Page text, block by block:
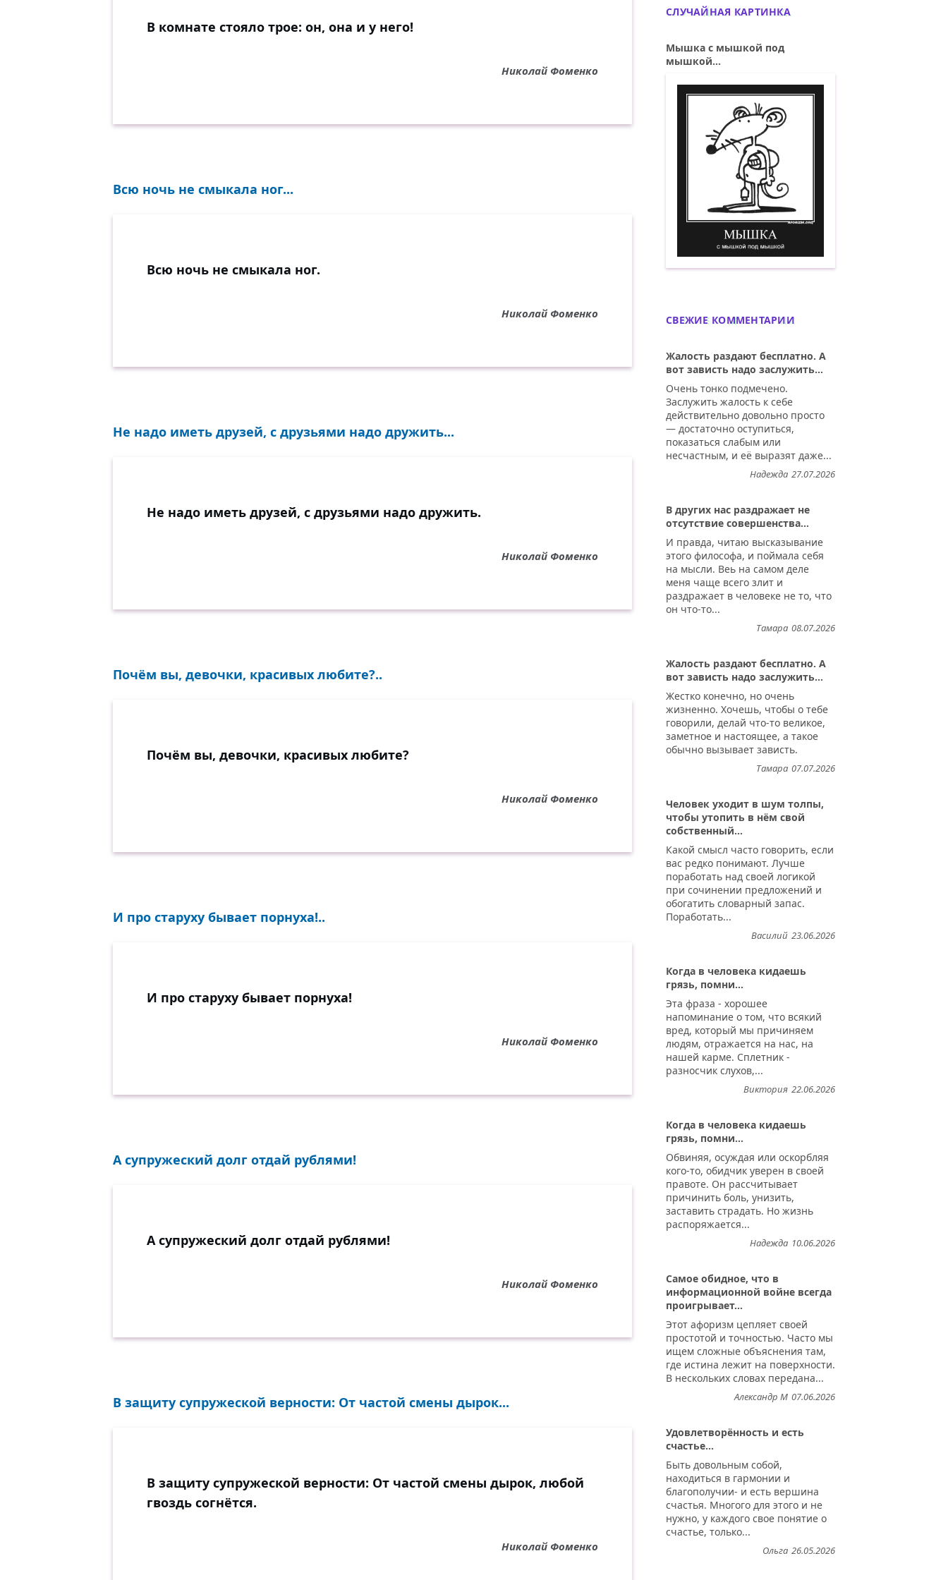
В комнате стояло трое: он, она и у него!
Николай Фоменко
Всю ночь не смыкала ног...
Всю ночь не смыкала ног.
Николай Фоменко
Не надо иметь друзей, с друзьями надо дружить...
Не надо иметь друзей, с друзьями надо дружить.
Николай Фоменко
Почём вы, девочки, красивых любите?..
Почём вы, девочки, красивых любите?
Николай Фоменко
И про старуху бывает порнуха!..
И про старуху бывает порнуха!
Николай Фоменко
А супружеский долг отдай рублями!
А супружеский долг отдай рублями!
Николай Фоменко
В защиту супружеской верности: От частой смены дырок...
В защиту супружеской верности: От частой смены дырок, любой
гвоздь согнётся.
Николай Фоменко
СЛУЧАЙНАЯ КАРТИНКА
Мышка с мышкой под
мышкой...
Мышка с мышкой под мышкой.
СВЕЖИЕ КОММЕНТАРИИ
Жалость раздают бесплатно. А
вот зависть надо заслужить...
Очень тонко подмечено.
Заслужить жалость к себе
действительно довольно просто
— достаточно оступиться,
показаться слабым или
несчастным, и её выразят даже...
27.07.2026
Надежда
В других нас раздражает не
отсутствие совершенства...
И правда, читаю высказывание
этого философа, и поймала себя
на мысли. Веь на самом деле
меня чаще всего злит и
раздражает в человеке не то, что
он что-то...
08.07.2026
Тамара
Жалость раздают бесплатно. А
вот зависть надо заслужить...
Жестко конечно, но очень
жизненно. Хочешь, чтобы о тебе
говорили, делай что-то великое,
заметное и настоящее, а такое
обычно вызывает зависть.
07.07.2026
Тамара
Человек уходит в шум толпы,
чтобы утопить в нём свой
собственный...
Какой смысл часто говорить, если
вас редко понимают. Лучше
поработать над своей логикой
при сочинении предложений и
обогатить словарный запас.
Поработать...
23.06.2026
Василий
Когда в человека кидаешь
грязь, помни...
Эта фраза - хорошее
напоминание о том, что всякий
вред, который мы причиняем
людям, отражается на нас, на
нашей карме. Сплетник -
разносчик слухов,...
22.06.2026
Виктория
Когда в человека кидаешь
грязь, помни...
Обвиняя, осуждая или оскорбляя
кого-то, обидчик уверен в своей
правоте. Он рассчитывает
причинить боль, унизить,
заставить страдать. Но жизнь
распоряжается...
10.06.2026
Надежда
Самое обидное, что в
информационной войне всегда
проигрывает...
Этот афоризм цепляет своей
простотой и точностью. Часто мы
ищем сложные объяснения там,
где истина лежит на поверхности.
В нескольких словах передана...
07.06.2026
Александр М
Удовлетворённость и есть
счастье...
Быть довольным собой,
находиться в гармонии и
благополучии- и есть вершина
счастья. Многого для этого и не
нужно, у каждого свое понятие о
счастье, только...
26.05.2026
Ольга